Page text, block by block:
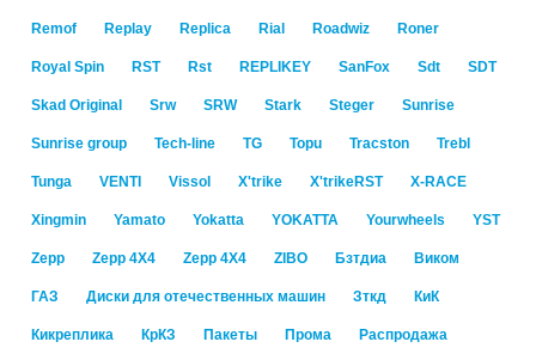
Remof Replay Replica Rial Roadwiz Roner
Royal Spin RST Rst RЕPLIKEY SanFox Sdt SDT
Skad Original Srw SRW Stark Steger Sunrise
Sunrise group Tech-line TG Topu Tracston Trebl
Tunga VENTI Vissol X'trike X'trikeRST X-RACE
Xingmin Yamato Yokatta YOKATTA Yourwheels YST
Zepp Zepp 4X4 Zepp 4Х4 ZIBO Бзтдиа Виком
ГАЗ Диски для отечественных машин Зткд КиК
Кикреплика КрКЗ Пакеты Прома Распродажа